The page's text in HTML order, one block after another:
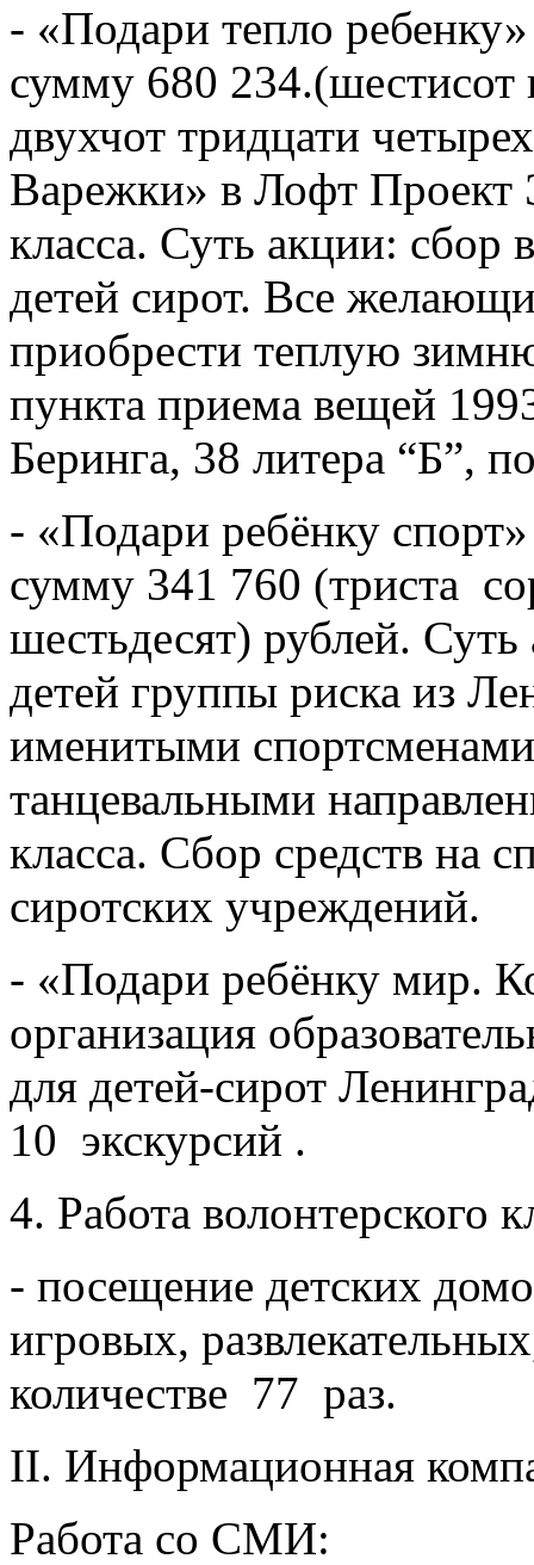
- «Подари тепло
сумму 680 234.(шестисот
двухчот тридцати
Варежки» в Лофт Проект
класса. Суть акции: сбор
детей сирот. Все
приобрести теплую
пункта приема вещей
Беринга, 38 литера “Б”,
- «Подари ребёнку
сумму 341 760 (триста
шестьдесят) рублей.
детей группы риска из
именитыми
танцевальными
класса. Сбор средств на
сиротских учреждений.
- «Подари ребёнку мир.
организация
для детей-сирот
10 экскурсий .
4. Работа волонтерского
- посещение детских
игровых,
количестве 77 раз.
II. Информационная
Работа со СМИ: